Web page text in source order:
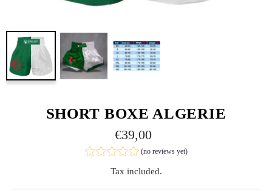
SHORT BOXE ALGERIE
Regular
price
€39,00
(no reviews yet)
Tax included.